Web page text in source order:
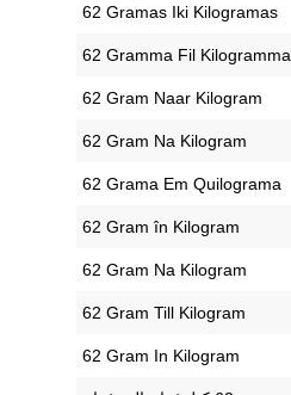
‎62 Gramas Iki Kilogramas
‎62 Gramma Fil Kilogramma
‎62 Gram Naar Kilogram
‎62 Gram Na Kilogram
‎62 Grama Em Quilograma
‎62 Gram în Kilogram
‎62 Gram Na Kilogram
‎62 Gram Till Kilogram
‎62 Gram In Kilogram